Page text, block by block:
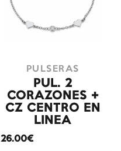
PULSERAS
PUL. 2
CORAZONES +
CZ CENTRO EN
LINEA
26.00€